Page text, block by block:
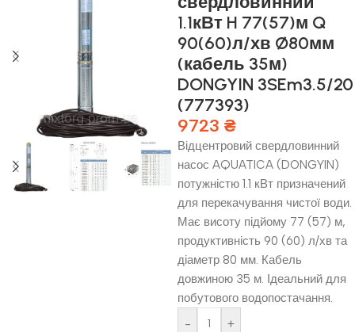
1.1кВт H 77(57)м Q
90(60)л/хв Ø80мм
(кабель 35м)
DONGYIN 3SEm3.5/20
(777393)
9723 ₴
Відцентровий свердловинний
насос AQUATICA (DONGYIN)
потужністю 1.1 кВт призначений
для перекачування чистої води.
Має висоту підйому 77 (57) м,
продуктивність 90 (60) л/хв та
діаметр 80 мм. Кабель
довжиною 35 м. Ідеальний для
побутового водопостачання.
-
+